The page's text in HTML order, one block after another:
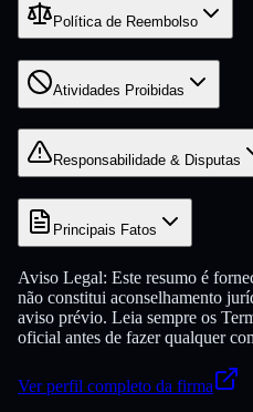
Política de Reembolso
Atividades Proibidas
Responsabilidade & Disputas
Principais Fatos
Aviso Legal: Este resumo é
não constitui aconselhamento
aviso prévio. Leia sempre os
oficial antes de fazer qualquer
Ver perfil completo da firma